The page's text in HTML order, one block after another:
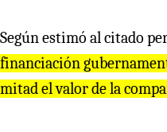
Según estimó al citado
financiación
mitad el valor de la